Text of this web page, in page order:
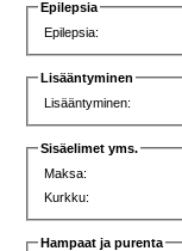
Epilepsia
Epilepsia:
Lisääntyminen
Lisääntyminen:
Sisäelimet yms.
Maksa:
Kurkku:
Hampaat ja purenta